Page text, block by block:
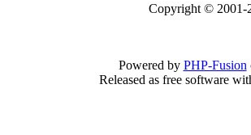
Copyright © 2001-
Powered by PHP-Fusion
Released as free software